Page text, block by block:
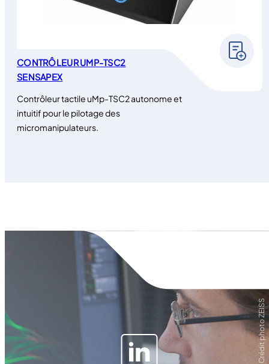
CONTRÔLEUR UMP-TSC2
SENSAPEX
Contrôleur tactile uMp-TSC2 autonome et
intuitif pour le pilotage des
micromanipulateurs.
Crédit photo ZEISS